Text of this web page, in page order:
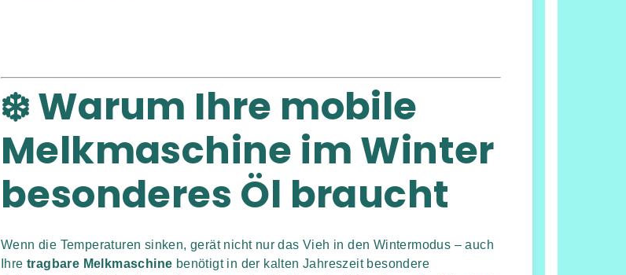
❄️ Warum Ihre mobile
Melkmaschine im Winter
besonderes Öl braucht
Wenn die Temperaturen sinken, gerät nicht nur das Vieh in den Wintermodus – auch
Ihre tragbare Melkmaschine benötigt in der kalten Jahreszeit besondere